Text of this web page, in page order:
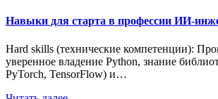
Навыки для старта в профессии ИИ-
Hard skills (технические компетенции):
уверенное владение Python, знание
PyTorch, TensorFlow) и…